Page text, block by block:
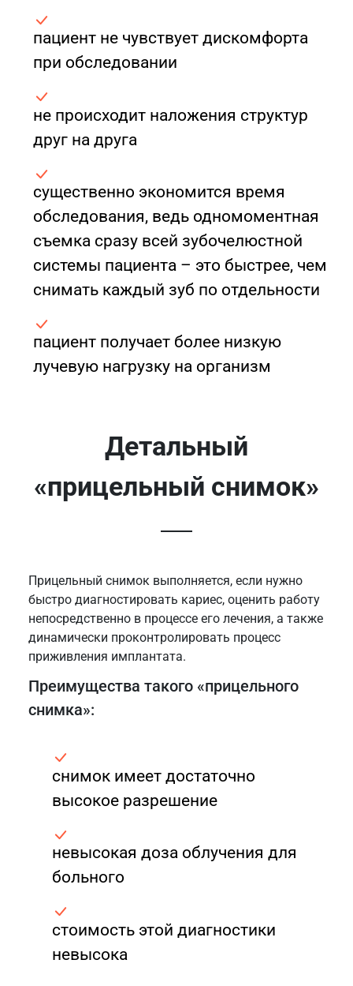
пациент не чувствует дискомфорта
при обследовании
не происходит наложения структур
друг на друга
существенно экономится время
обследования, ведь одномоментная
съемка сразу всей зубочелюстной
системы пациента – это быстрее, чем
снимать каждый зуб по отдельности
пациент получает более низкую
лучевую нагрузку на организм
Детальный
«прицельный снимок»
Прицельный снимок выполняется, если нужно
быстро диагностировать кариес, оценить работу
непосредственно в процессе его лечения, а также
динамически проконтролировать процесс
приживления имплантата.
Преимущества такого «прицельного
снимка»:
снимок имеет достаточно
высокое разрешение
невысокая доза облучения для
больного
стоимость этой диагностики
невысока